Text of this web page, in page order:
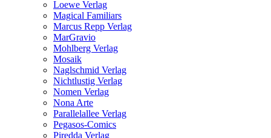
Loewe Verlag
Magical Familiars
Marcus Repp Verlag
MarGravio
Mohlberg Verlag
Mosaik
Naglschmid Verlag
Nichtlustig Verlag
Nomen Verlag
Nona Arte
Parallelallee Verlag
Pegasos-Comics
Piredda Verlag